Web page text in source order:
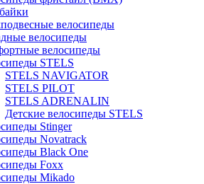
велосипеды
велосипеды
велосипеды
STELS
STELS NAVIGATOR
STELS PILOT
STELS ADRENALIN
Детские велосипеды STELS
Stinger
Novatrack
Black One
Foxx
Mikado